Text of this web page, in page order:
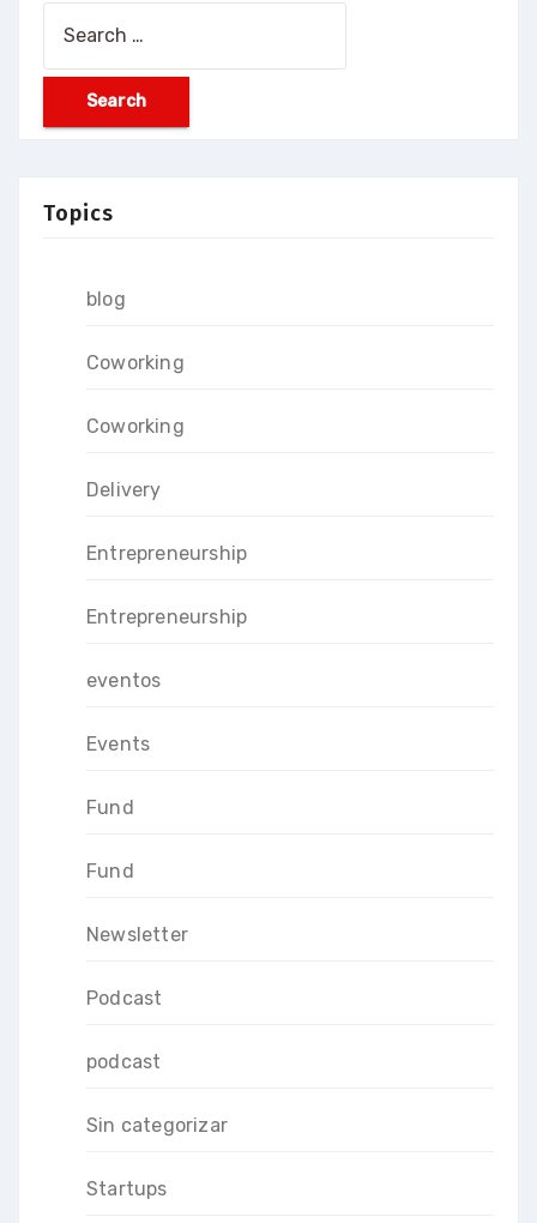
Topics
blog
Coworking
Coworking
Delivery
Entrepreneurship
Entrepreneurship
eventos
Events
Fund
Fund
Newsletter
Podcast
podcast
Sin categorizar
Startups